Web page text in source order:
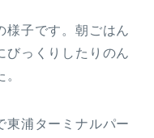
様子です。朝ごはん
びっくりしたりのん
東浦ターミナルパー